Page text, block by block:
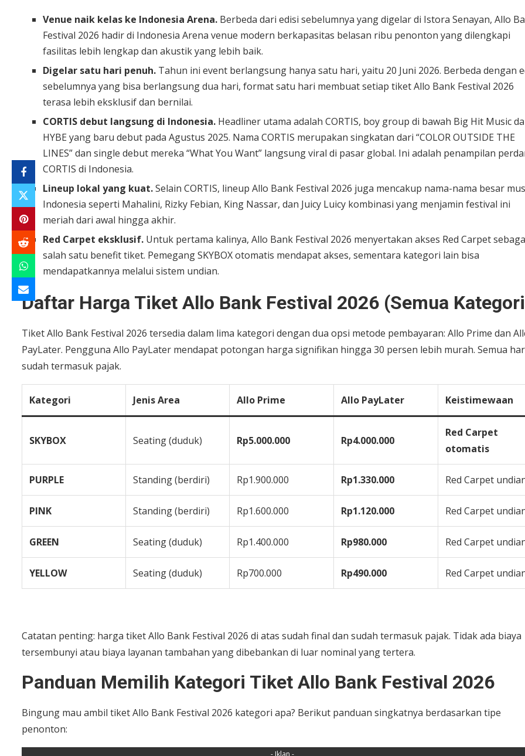
Venue naik kelas ke Indonesia Arena. Berbeda dari edisi sebelumnya yang digelar di Istora Senayan, Allo
Festival 2026 hadir di Indonesia Arena venue modern berkapasitas belasan ribu penonton yang dilengkapi
fasilitas lebih lengkap dan akustik yang lebih baik.
Digelar satu hari penuh. Tahun ini event berlangsung hanya satu hari, yaitu 20 Juni 2026. Berbeda dengan
sebelumnya yang bisa berlangsung dua hari, format satu hari membuat setiap tiket Allo Bank Festival 2026
terasa lebih eksklusif dan bernilai.
CORTIS debut langsung di Indonesia. Headliner utama adalah CORTIS, boy group di bawah Big Hit Music
HYBE yang baru debut pada Agustus 2025. Nama CORTIS merupakan singkatan dari “COLOR OUTSIDE THE
LINES” dan single debut mereka “What You Want” langsung viral di pasar global. Ini adalah penampilan
CORTIS di Indonesia.
Lineup lokal yang kuat.Selain CORTIS, lineup Allo Bank Festival 2026 juga mencakup nama-nama besar
Indonesia seperti Mahalini, Rizky Febian, King Nassar, dan Juicy Luicy kombinasi yang menjamin festival ini
meriah dari awal hingga akhir.
Red Carpet eksklusif. Untuk pertama kalinya, Allo Bank Festival 2026 menyertakan akses Red Carpet
salah satu benefit tiket. Pemegang SKYBOX otomatis mendapat akses, sementara kategori lain bisa
mendapatkannya melalui sistem undian.
Daftar Harga Tiket Allo Bank Festival 2026 (Semua
Tiket Allo Bank Festival 2026 tersedia dalam lima kategori dengan dua opsi metode pembayaran: Allo Prime dan
PayLater. Pengguna Allo PayLater mendapat potongan harga signifikan hingga 30 persen lebih murah. Semua
sudah termasuk pajak.
Kategori Jenis Area Allo Prime Allo PayLater Keistimewaan
SKYBOX Seating (duduk) Rp5.000.000 Rp4.000.000
Red Carpet
otomatis
PURPLE Standing (berdiri) Rp1.900.000 Rp1.330.000 Red Carpet
PINK Standing (berdiri) Rp1.600.000 Rp1.120.000 Red Carpet
GREEN Seating (duduk) Rp1.400.000 Rp980.000 Red Carpet
YELLOW Seating (duduk) Rp700.000 Rp490.000 Red Carpet
Catatan penting: harga tiket Allo Bank Festival 2026 di atas sudah final dan sudah termasuk pajak. Tidak ada biaya
tersembunyi atau biaya layanan tambahan yang dibebankan di luar nominal yang tertera.
Panduan Memilih Kategori Tiket Allo Bank Festival 2026
Bingung mau ambil tiket Allo Bank Festival 2026 kategori apa? Berikut panduan singkatnya berdasarkan tipe
penonton:
- Iklan -